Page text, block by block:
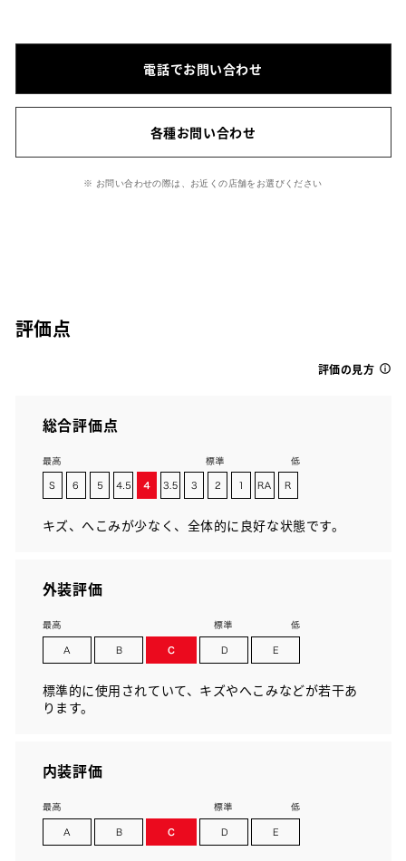
電話でお問い合わせ
各種お問い合わせ
※ お問い合わせの際は、お近くの店舗をお選びください
評価点
評価の見方
総合評価点
キズ、へこみが少なく、全体的に良好な状態です。
外装評価
標準的に使用されていて、キズやへこみなどが若干あ
ります。
内装評価